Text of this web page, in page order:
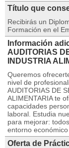
Título que
Recibirás un
Formación en el
Información
AUDITORIAS
INDUSTRIA
Queremos
nivel de
AUDITORIAS DE
ALIMENTARIA te
capacidades
laboral. Estudia
para mejorar:
entorno
Oferta de